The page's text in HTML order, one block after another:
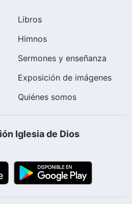
Libros
Himnos
Sermones y enseñanza
Exposición de imágenes
Quiénes somos
Iglesia de Dios